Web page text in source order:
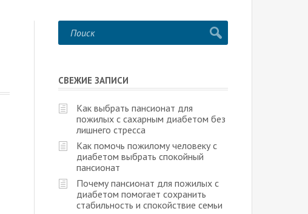
СВЕЖИЕ ЗАПИСИ
Как выбрать пансионат для
пожилых с сахарным диабетом без
лишнего стресса
Как помочь пожилому человеку с
диабетом выбрать спокойный
пансионат
Почему пансионат для пожилых с
диабетом помогает сохранить
стабильность и спокойствие семьи